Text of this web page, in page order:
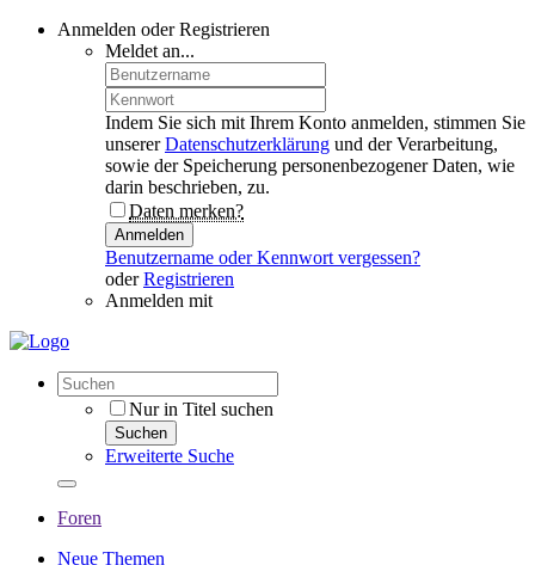
Anmelden oder Registrieren
Meldet an...
Indem Sie sich mit Ihrem Konto anmelden, stimmen Sie
unsererDatenschutzerklärung und der Verarbeitung,
sowie der Speicherung personenbezogener Daten, wie
darin beschrieben, zu.
Daten merken?
Anmelden
Benutzername oder Kennwort vergessen?
oderRegistrieren
Anmelden mit
Nur in Titel suchen
Suchen
Erweiterte Suche
Foren
Neue Themen